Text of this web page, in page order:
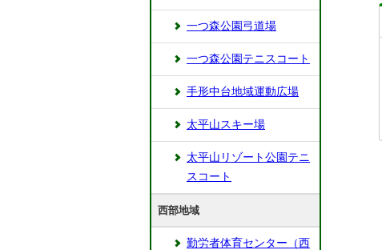
一つ森公園弓道場
一つ森公園テニスコート
手形中台地域運動広場
太平山スキー場
太平山リゾート公園テニ
スコート
西部地域
勤労者体育センター（西